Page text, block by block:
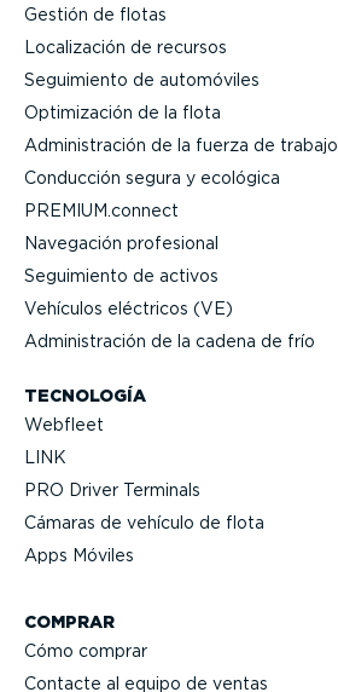
Gestión de flotas
Locali­zación de recursos
Seguimiento de automóviles
Optimi­zación de la flota
Adminis­tración de la fuerza de trabajo
Conducción segura y ecológica
PREMIUM.connect
Navegación profesional
Seguimiento de activos
Vehículos eléctricos (VE)
Adminis­tración de la cadena de frío
TECNOLOGÍA
Webfleet
LINK
PRO Driver Terminals
Cámaras de vehículo de flota
Apps Móviles
COMPRAR
Cómo comprar
Contacte al equipo de ventas